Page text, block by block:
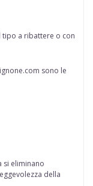
tipo a ribattere o con
sono le
si eliminano
della